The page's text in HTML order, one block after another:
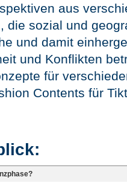
aus
die sozial und
und damit
und Konflikten
für
Contents für